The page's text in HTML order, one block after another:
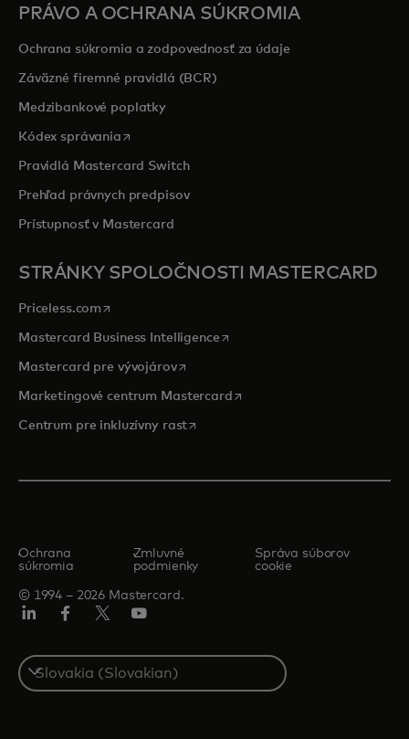
PRÁVO A OCHRANA SÚKROMIA
Ochrana súkromia a zodpovednosť za údaje
Záväzné firemné pravidlá (BCR)
Medzibankové poplatky
Kódex správaniaopens in a new tab
Pravidlá Mastercard Switch
Prehľad právnych predpisov
Prístupnosť v Mastercard
STRÁNKY SPOLOČNOSTI MASTERCARD
Priceless.com opens in a new tab
Mastercard Business Intelligenceopens in a new tab
Mastercard pre vývojárovopens in a new tab
Marketingové centrum Mastercardopens in a new tab
Centrum pre inkluzívny rastopens in a new tab
© 1994 – 2026 Mastercard.
Ochrana
súkromia
Zmluvné
podmienky
Správa súborov
cookie
Select
a
country